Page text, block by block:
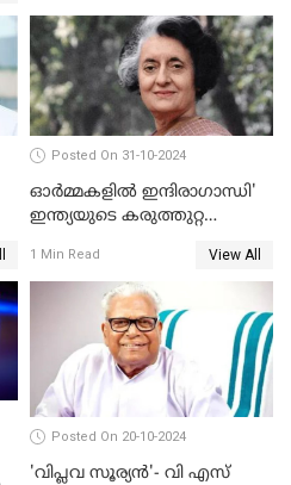
Posted On 31-10-2024
ഓര്‍മ്മകളില്‍ ഇന്ദിരാഗാന്ധി'
ഇന്ത്യയുടെ കരുത്തുറ്റ
രക്തസാക്ഷിത്വത്തിന് 40
വർഷങ്ങൾ
1 Min Read View All
Posted On 20-10-2024
'വിപ്ലവ സൂര്യന്‍'- വി എസ്